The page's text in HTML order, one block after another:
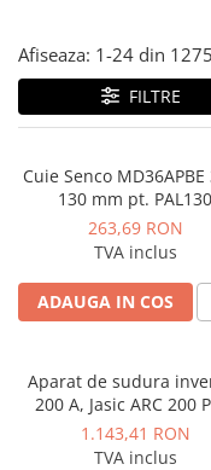
Afiseaza: 1-24 din 1275
FILTRE
Cuie Senco MD36APBE
130 mm pt. PAL130
263,69 RON
TVA inclus
ADAUGA IN COS
Aparat de sudura
200 A, Jasic ARC 200
(Z209)
1.143,41 RON
TVA inclus